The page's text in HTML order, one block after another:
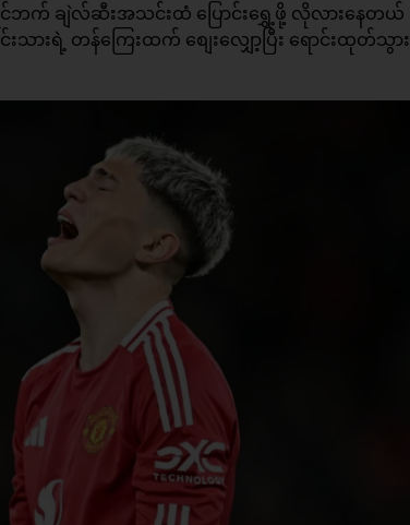
ြိုင်ဘက် ချဲလ်ဆီးအသင်းထံ ပြောင်းရွှေ့ဖို့ လိုလားနေတယ်
တန်ကြေးထက် စျေးလျှော့ပြီး ရောင်းထုတ်သွား